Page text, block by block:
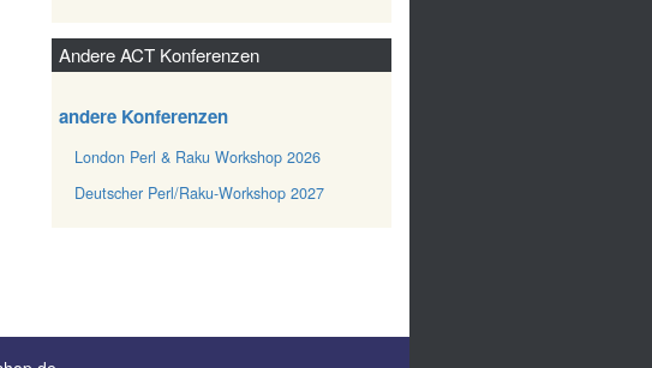
Andere ACT Konferenzen
andere Konferenzen
London Perl & Raku Workshop 2026
Deutscher Perl/Raku-Workshop 2027